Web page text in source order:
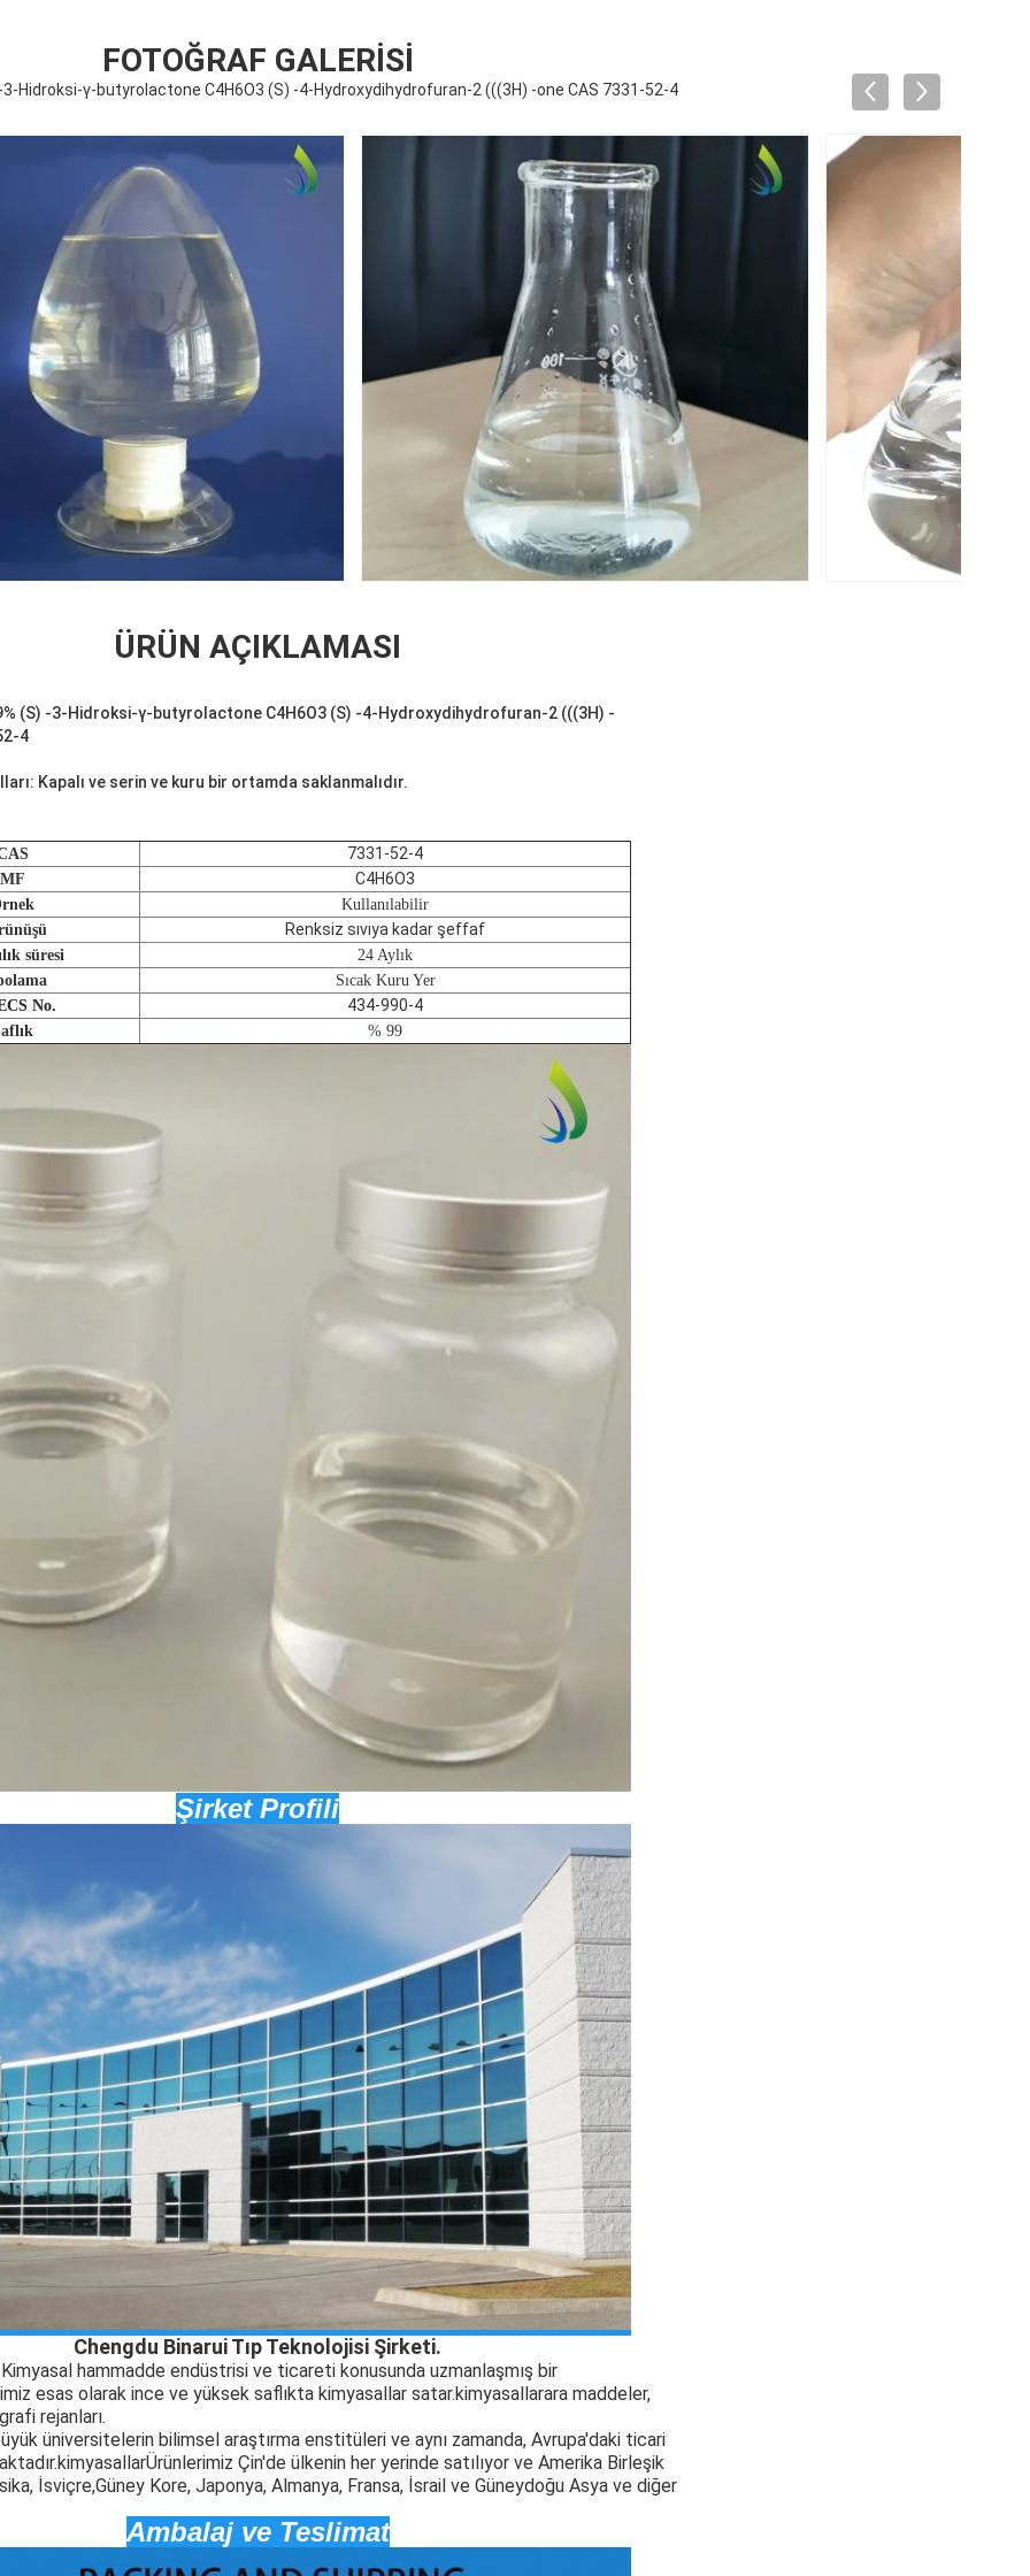
FOTOĞRAF GALERISI
3-Hidroksi-γ-butyrolactone C4H6O3 (S) -4-Hydroxydihydrofuran-2 (((3H) -one CAS 7331-52-4
ÜRÜN AÇIKLAMASI
(S) -3-Hidroksi-γ-butyrolactone C4H6O3 (S) -4-Hydroxydihydrofuran-2 (((3H) -
4
Kapalı ve serin ve kuru bir ortamda saklanmalıdır.
7331-52-4
MF C4H6O3
Kullanılabilir
Renksiz sıvıya kadar şeffaf
süresi
24 Aylık
Sıcak Kuru Yer
No.
434-990-4
% 99
Şirket Profili
Chengdu Binarui Tıp Teknolojisi Şirketi.
hammadde endüstrisi ve ticareti konusunda uzmanlaşmış bir
esas olarak ince ve yüksek saflıkta kimyasallar satar.kimyasallarara maddeler,
rejanları.
üniversitelerin bilimsel araştırma enstitüleri ve aynı zamanda, Avrupa'daki ticari
kimyasallarÜrünlerimiz Çin'de ülkenin her yerinde satılıyor ve Amerika Birleşik
İsviçre,Güney Kore, Japonya, Almanya, Fransa, İsrail ve Güneydoğu Asya ve diğer
Ambalaj ve Teslimat